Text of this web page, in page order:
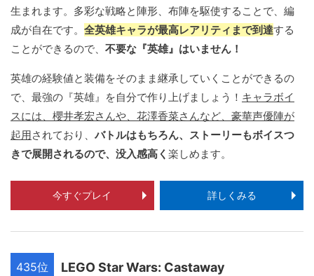
生まれます。多彩な戦略と陣形、布陣を駆使することで、編
成が自在です。 全英雄キャラが最高レアリティまで到達する
ことができるので、 不要な『英雄』はいません！
英雄の経験値と装備をそのまま継承していくことができるの
で、最強の『英雄』を自分で作り上げましょう！ キャラボイ
スには、櫻井孝宏さんや、花澤香菜さんなど、豪華声優陣が
起用されており、 バトルはもちろん、ストーリーもボイスつ
きで展開されるので、没入感高く 楽しめます。
今すぐプレイ 詳しくみる
435位 LEGO Star Wars: Castaway